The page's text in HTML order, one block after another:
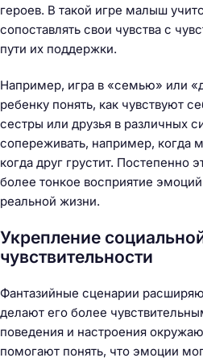
героев. В такой игре малыш
сопоставлять свои чувства с
пути их поддержки.
Например, игра в «семью» или
ребенку понять, как чувствуют
сестры или друзья в различных
сопереживать, например, когда
когда друг грустит. Постепенно
более тонкое восприятие
реальной жизни.
Укрепление
чувствительности
Фантазийные сценарии
делают его более
поведения и настроения
помогают понять, что эмоции